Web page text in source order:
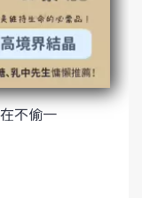
不偷一